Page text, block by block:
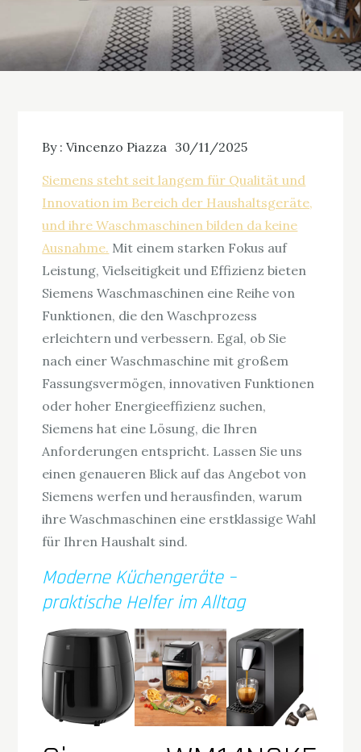
By :Vincenzo Piazza 30/11/2025
Siemens steht seit langem für Qualität und
Innovation im Bereich der Haushaltsgeräte,
und ihre Waschmaschinen bilden da keine
Ausnahme. Mit einem starken Fokus auf
Leistung, Vielseitigkeit und Effizienz bieten
Siemens Waschmaschinen eine Reihe von
Funktionen, die den Waschprozess
erleichtern und verbessern. Egal, ob Sie
nach einer Waschmaschine mit großem
Fassungsvermögen, innovativen Funktionen
oder hoher Energieeffizienz suchen,
Siemens hat eine Lösung, die Ihren
Anforderungen entspricht. Lassen Sie uns
einen genaueren Blick auf das Angebot von
Siemens werfen und herausfinden, warum
ihre Waschmaschinen eine erstklassige Wahl
für Ihren Haushalt sind.
Moderne Küchengeräte –
praktische Helfer im Alltag